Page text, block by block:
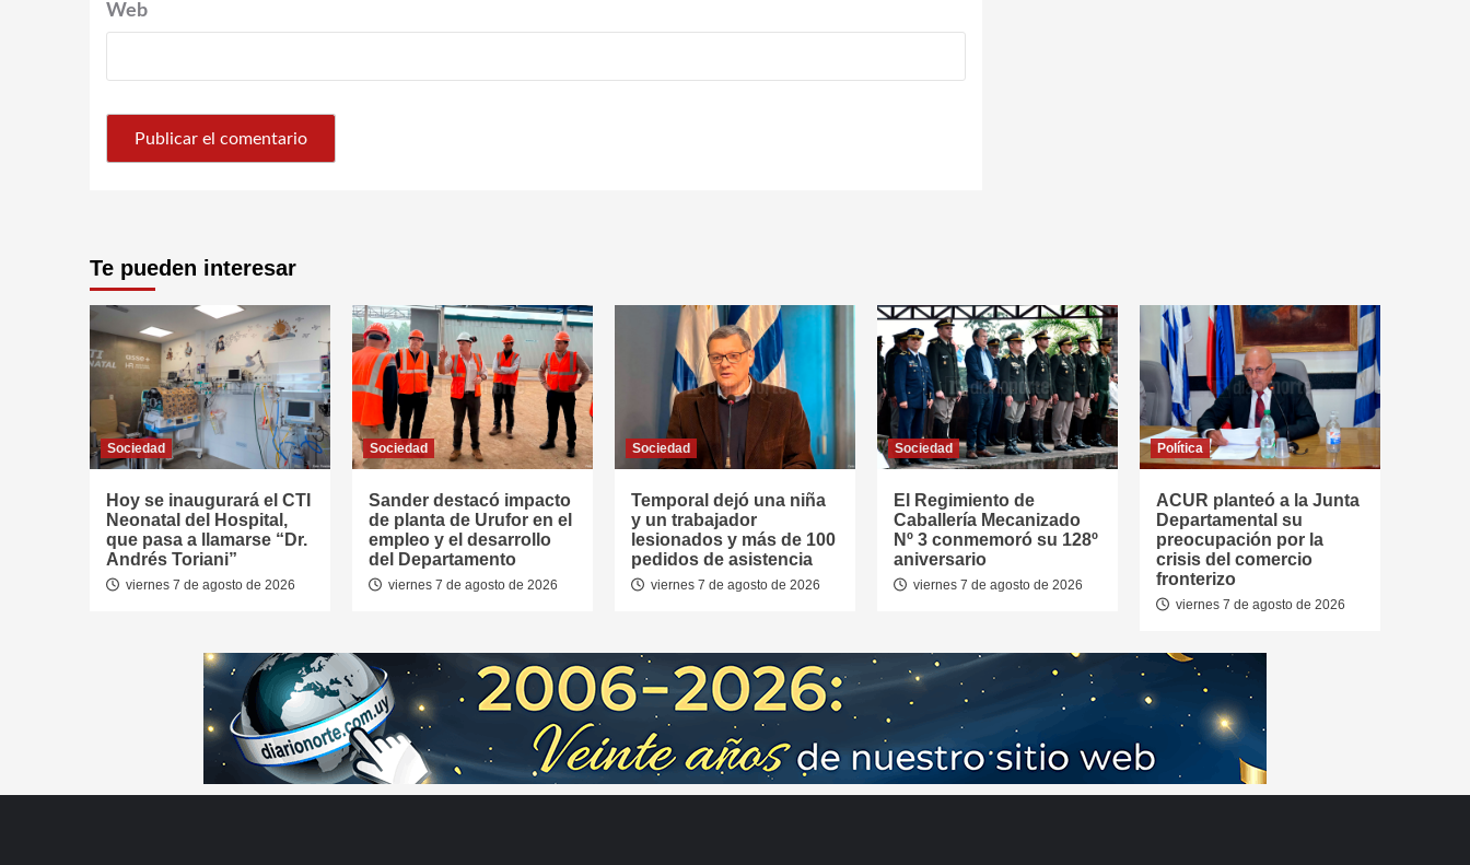
Web
Te pueden interesar
Sociedad
Hoy se inaugurará el CTI
Neonatal del Hospital,
que pasa a llamarse “Dr.
Andrés Toriani”
viernes 7 de agosto de 2026
Sociedad
Sander destacó impacto
de planta de Urufor en el
empleo y el desarrollo
del Departamento
viernes 7 de agosto de 2026
Sociedad
Temporal dejó una niña
y un trabajador
lesionados y más de 100
pedidos de asistencia
viernes 7 de agosto de 2026
Sociedad
El Regimiento de
Caballería Mecanizado
Nº 3 conmemoró su 128º
aniversario
viernes 7 de agosto de 2026
Política
ACUR planteó a la Junta
Departamental su
preocupación por la
crisis del comercio
fronterizo
viernes 7 de agosto de 2026